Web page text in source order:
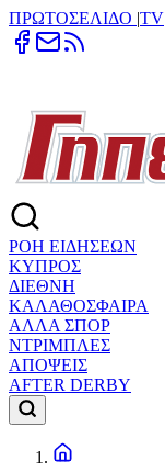
ΠΡΩΤΟΣΕΛΙΔΟ |TV
ΡΟΗ ΕΙΔΗΣΕΩΝ
ΚΥΠΡΟΣ
ΔΙΕΘΝΗ
ΚΑΛΑΘΟΣΦΑΙΡΑ
ΑΛΛΑ ΣΠΟΡ
ΝΤΡΙΜΠΛΕΣ
ΑΠΟΨΕΙΣ
AFTER DERBY